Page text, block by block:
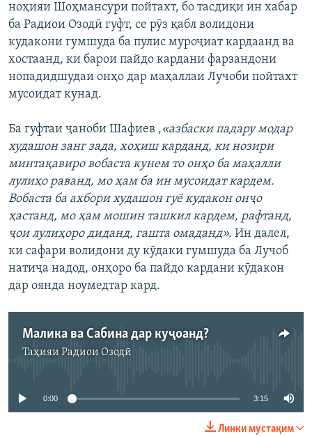
ноҳияи Шоҳмансури пойтахт, бо тасдиқи ин хабар
ба Радиои Озодӣ гуфт, се рӯз қабл волидони
кудакони гумшуда ба пулис муроҷиат кардаанд ва
хостаанд, ки барои пайдо кардани фарзандони
нопадидшудаи онҳо дар маҳаллаи Лучоби пойтахт
мусоидат кунад.
Ба гуфтаи ҷаноби Шафиев ,«азбаски падару модар
худашон занг зада, хоҳиш карданд, ки нозири
минтақавиро вобаста кунем то онҳо ба маҳалли
лулиҳо раванд, мо ҳам ба ин мусоидат кардем.
Вобаста ба ахбори худашон гуё кудакон онҷо
ҳастанд, мо ҳам мошин ташкил кардем, рафтанд,
ҷои лулиҳоро диданд, гашта омаданд». Ин далел,
ки сафари волидони ду кӯдаки гумшуда ба Лучоб
натиҷа надод, онҳоро ба пайдо кардани кӯдакон
дар оянда ноумедтар кард.
Малика ва Сабина дар куҷоанд?
Таҳияи Радиои Озодӣ
Феълан кор намекунад
0:00 3:15
Линки мустақим